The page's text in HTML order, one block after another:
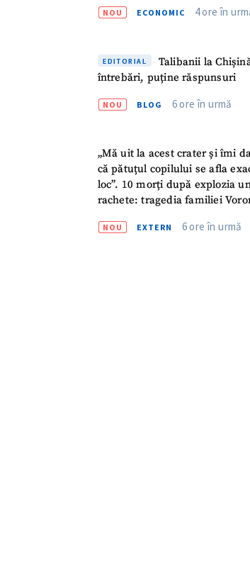
NOU ECONOMIC 4 ore în
EDITORIAL
Talibanii la
întrebări, puține răspunsuri
NOU BLOG 6 ore în urmă
„Mă uit la acest crater și îmi
că pătuțul copilului se afla
loc”. 10 morți după explozia
rachete: tragedia familiei
NOU EXTERN 6 ore în urmă
Am citit și sunt de acord cupolitica de